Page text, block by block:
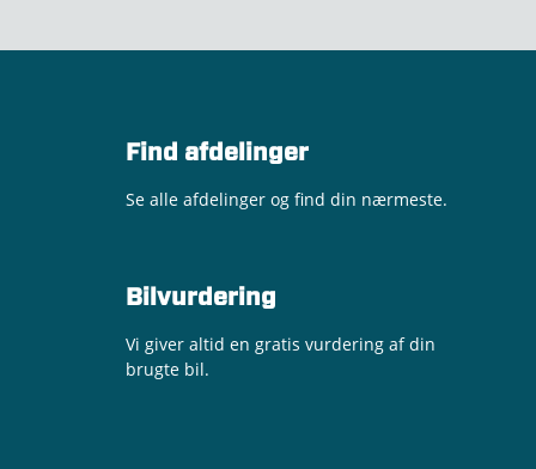
Find afdelinger
Se alle afdelinger og find din nærmeste.
Bilvurdering
Vi giver altid en gratis vurdering af din
brugte bil.